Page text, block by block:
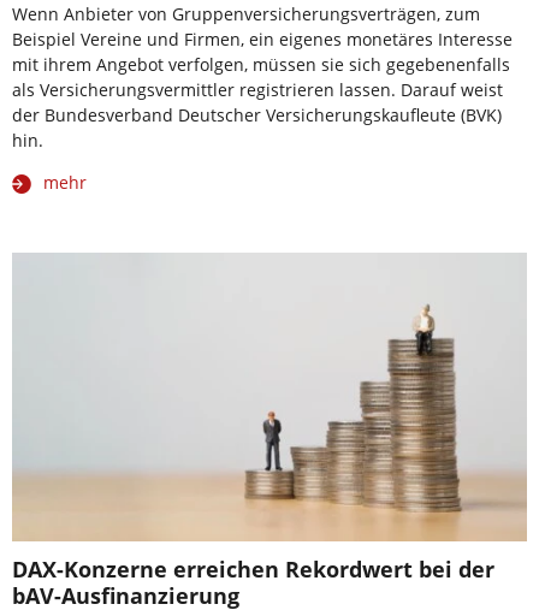
Wenn Anbieter von Gruppenversicherungsverträgen, zum
Beispiel Vereine und Firmen, ein eigenes monetäres Interesse
mit ihrem Angebot verfolgen, müssen sie sich gegebenenfalls
als Versicherungsvermittler registrieren lassen. Darauf weist
der Bundesverband Deutscher Versicherungskaufleute (BVK)
hin.
mehr
DAX-Konzerne erreichen Rekordwert bei der
bAV-Ausfinanzierung